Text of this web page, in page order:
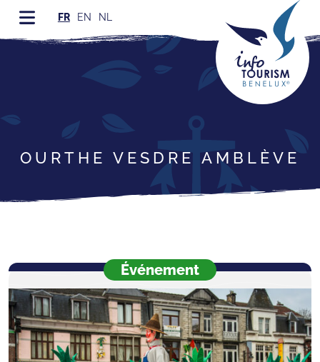
FR EN NL
OURTHE VESDRE AMBLÈVE
Événement